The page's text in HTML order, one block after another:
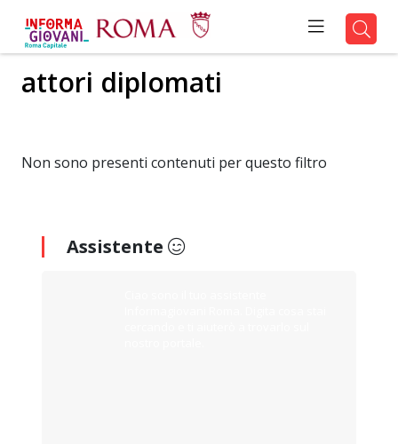
attori diplomati
Non sono presenti contenuti per questo filtro
Assistente